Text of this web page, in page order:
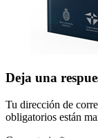
los
lectores
Deja una
Tu dirección de
obligatorios están